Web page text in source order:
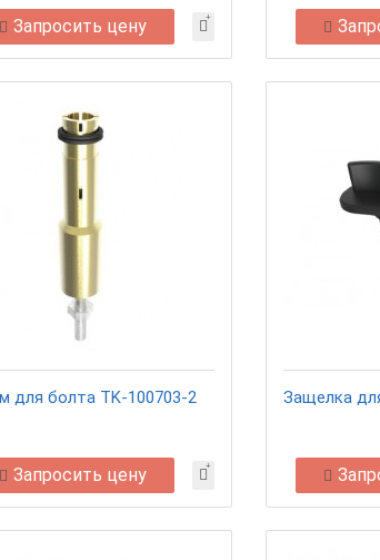
Запросить цену
для болта TK-100703-2
Запросить цену
Защелка